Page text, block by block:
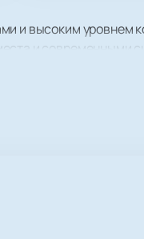
и высоким уровнем
и современными
турнира.
сейчас.